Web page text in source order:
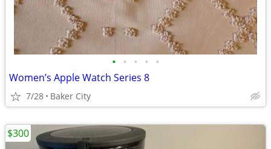
• • • • •
Women’s Apple Watch Series 8
7/28 Baker City
$300